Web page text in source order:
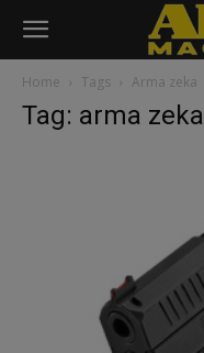
Home Tags Arma zeka
Tag: arma zeka